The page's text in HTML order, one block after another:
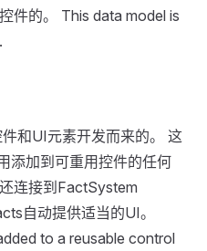
件的。 This data model is
和UI元素开发而来的。 这
添加到可重用控件的任何
连接到FactSystem
自动提供适当的UI。
to a reusable control